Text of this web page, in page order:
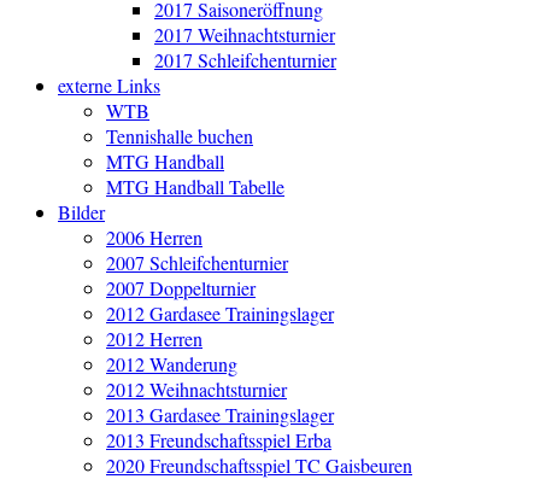
2017 Saisoneröffnung
2017 Weihnachtsturnier
2017 Schleifchenturnier
externe Links
WTB
Tennishalle buchen
MTG Handball
MTG Handball Tabelle
Bilder
2006 Herren
2007 Schleifchenturnier
2007 Doppelturnier
2012 Gardasee Trainingslager
2012 Herren
2012 Wanderung
2012 Weihnachtsturnier
2013 Gardasee Trainingslager
2013 Freundschaftsspiel Erba
2020 Freundschaftsspiel TC Gaisbeuren